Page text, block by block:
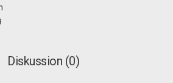
Diskussion (0)